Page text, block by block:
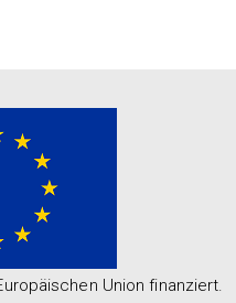
Union finanziert.